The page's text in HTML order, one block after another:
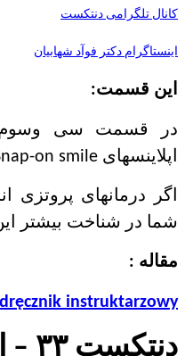
کانال تلگرامی دنتکست
اینستاگرام دکتر فوآد شهابیان
این قسمت:
در قسمت سی و‌سوم
اپلاینسهای Snap-on smile را ادامه میدهیم.
اگر درمانهای پروتزی
شما در شناخت بیشتر
مقاله :
instruktarzowy